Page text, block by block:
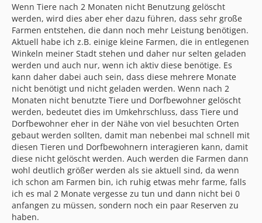
Wenn Tiere nach 2 Monaten nicht Benutzung gelöscht
werden, wird dies aber eher dazu führen, dass sehr große
Farmen entstehen, die dann noch mehr Leistung benötigen.
Aktuell habe ich z.B. einige kleine Farmen, die in entlegenen
Winkeln meiner Stadt stehen und daher nur selten geladen
werden und auch nur, wenn ich aktiv diese benötige. Es
kann daher dabei auch sein, dass diese mehrere Monate
nicht benötigt und nicht geladen werden. Wenn nach 2
Monaten nicht benutzte Tiere und Dorfbewohner gelöscht
werden, bedeutet dies im Umkehrschluss, dass Tiere und
Dorfbewohner eher in der Nähe von viel besuchten Orten
gebaut werden sollten, damit man nebenbei mal schnell mit
diesen Tieren und Dorfbewohnern interagieren kann, damit
diese nicht gelöscht werden. Auch werden die Farmen dann
wohl deutlich größer werden als sie aktuell sind, da wenn
ich schon am Farmen bin, ich ruhig etwas mehr farme, falls
ich es mal 2 Monate vergesse zu tun und dann nicht bei 0
anfangen zu müssen, sondern noch ein paar Reserven zu
haben.